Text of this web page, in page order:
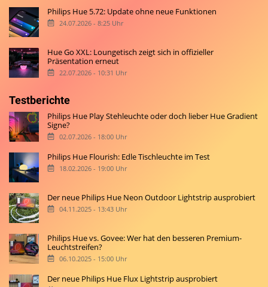
Philips Hue 5.72: Update ohne neue Funktionen
24.07.2026 - 8:25 Uhr
Hue Go XXL: Loungetisch zeigt sich in offizieller
Präsentation erneut
22.07.2026 - 10:31 Uhr
Testberichte
Philips Hue Play Stehleuchte oder doch lieber Hue Gradient
Signe?
02.07.2026 - 18:00 Uhr
Philips Hue Flourish: Edle Tischleuchte im Test
18.02.2026 - 19:00 Uhr
Der neue Philips Hue Neon Outdoor Lightstrip ausprobiert
04.11.2025 - 13:43 Uhr
Philips Hue vs. Govee: Wer hat den besseren Premium-
Leuchtstreifen?
06.10.2025 - 15:00 Uhr
Der neue Philips Hue Flux Lightstrip ausprobiert